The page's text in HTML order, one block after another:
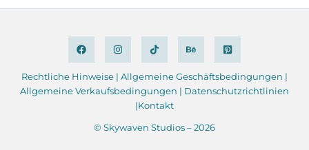
Rechtliche Hinweise | AllgemeineGeschäftsbedingungen |
Allgemeine Verkaufsbedingungen | Datenschutzrichtlinien
|Kontakt
© Skywaven Studios – 2026